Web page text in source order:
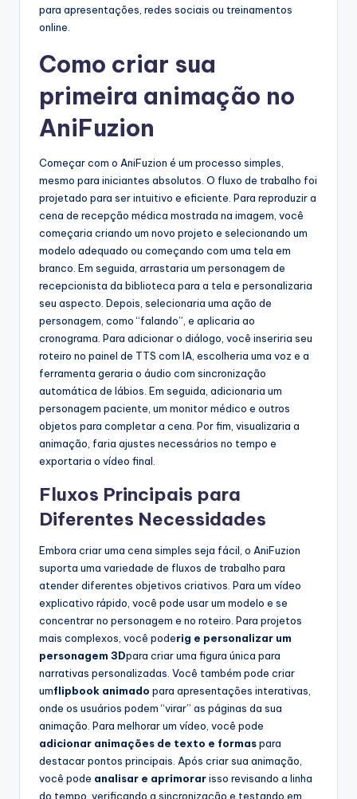
para apresentações, redes sociais ou treinamentos
online.
Como criar sua
primeira animação no
AniFuzion
Começar com o AniFuzion é um processo simples,
mesmo para iniciantes absolutos. O fluxo de trabalho foi
projetado para ser intuitivo e eficiente. Para reproduzir a
cena de recepção médica mostrada na imagem, você
começaria criando um novo projeto e selecionando um
modelo adequado ou começando com uma tela em
branco. Em seguida, arrastaria um personagem de
recepcionista da biblioteca para a tela e personalizaria
seu aspecto. Depois, selecionaria uma ação de
personagem, como “falando”, e aplicaria ao
cronograma. Para adicionar o diálogo, você inseriria seu
roteiro no painel de TTS com IA, escolheria uma voz e a
ferramenta geraria o áudio com sincronização
automática de lábios. Em seguida, adicionaria um
personagem paciente, um monitor médico e outros
objetos para completar a cena. Por fim, visualizaria a
animação, faria ajustes necessários no tempo e
exportaria o vídeo final.
Fluxos Principais para
Diferentes Necessidades
Embora criar uma cena simples seja fácil, o AniFuzion
suporta uma variedade de fluxos de trabalho para
atender diferentes objetivos criativos. Para um vídeo
explicativo rápido, você pode usar um modelo e se
concentrar no personagem e no roteiro. Para projetos
mais complexos, você poderig e personalizar um
personagem 3Dpara criar uma figura única para
narrativas personalizadas. Você também pode criar
umflipbook animado para apresentações interativas,
onde os usuários podem “virar” as páginas da sua
animação. Para melhorar um vídeo, você pode
adicionar animações de texto e formaspara
destacar pontos principais. Após criar sua animação,
você pode analisar e aprimorarisso revisando a linha
do tempo, verificando a sincronização e testando em